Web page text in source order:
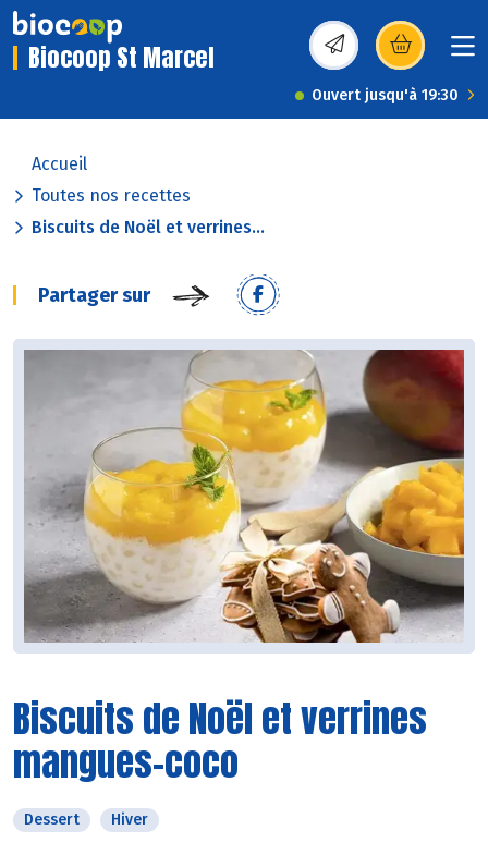
Biocoop St Marcel (s’ouvre dans une
Ouvert jusqu'à 19:30
Accueil
Toutes nos recettes
Biscuits de Noël et verrines...
Partager sur
Biscuits de Noël et verrines
mangues-coco
Dessert Hiver